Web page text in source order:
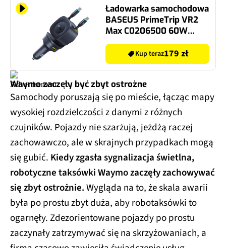
Ładowarka samochodowa
BASEUS PrimeTrip VR2
Max C0206500 60W
Czarny
Kup teraz179 zł
Waymo zaczęły być zbyt ostrożne
Samochody poruszają się po mieście, łącząc mapy
wysokiej rozdzielczości z danymi z różnych
czujników. Pojazdy nie szarżują, jeżdżą raczej
zachowawczo, ale w skrajnych przypadkach mogą
się gubić. Kiedy zgasła sygnalizacja świetlna,
robotyczne taksówki Waymo zaczęły zachowywać
się zbyt ostrożnie.Wygląda na to, że skala awarii
była po prostu zbyt duża, aby robotaksówki to
ogarnęły. Zdezorientowane pojazdy po prostu
zaczynały zatrzymywać się na skrzyżowaniach, a